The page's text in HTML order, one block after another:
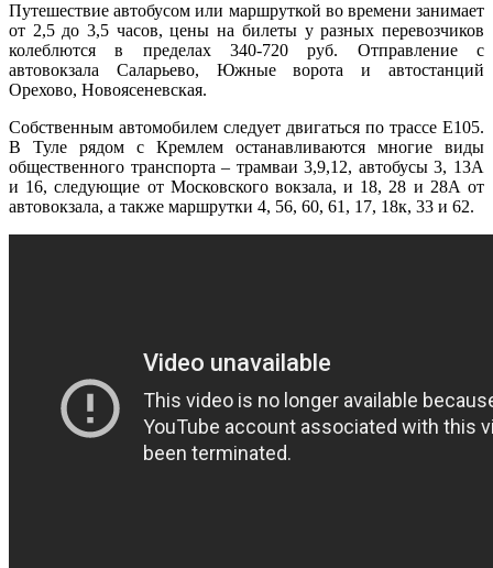
Путешествие автобусом или маршруткой во времени занимает
от 2,5 до 3,5 часов, цены на билеты у разных перевозчиков
колеблются в пределах 340-720 руб. Отправление с
автовокзала Саларьево, Южные ворота и автостанций
Орехово, Новоясеневская.
Собственным автомобилем следует двигаться по трассе Е105.
В Туле рядом с Кремлем останавливаются многие виды
общественного транспорта – трамваи 3,9,12, автобусы 3, 13А
и 16, следующие от Московского вокзала, и 18, 28 и 28А от
автовокзала, а также маршрутки 4, 56, 60, 61, 17, 18к, 33 и 62.